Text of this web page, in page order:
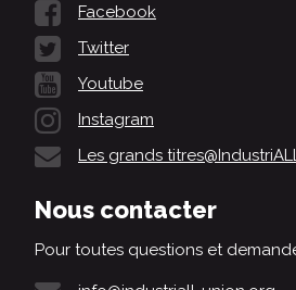
Facebook
Twitter
Youtube
Instagram
Les grands
Nous contacter
Pour toutes questions et